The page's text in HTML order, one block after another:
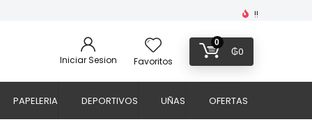
!!
Iniciar Sesion Favoritos
0
₲0
PAPELERIA DEPORTIVOS UÑAS OFERTAS